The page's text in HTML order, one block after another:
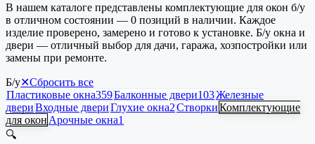
В нашем каталоге представлены комплектующие для окон б/у
в отличном состоянии — 0 позиций в наличии. Каждое
изделие проверено, замерено и готово к установке. Б/у окна и
двери — отличный выбор для дачи, гаража, хозпостройки или
замены при ремонте.
Б/у✕Сбросить все
Пластиковые окна359Балконные двери103Железные
двериВходные двериГлухие окна2СтворкиКомплектующие
для окон Арочные окна1
🔍